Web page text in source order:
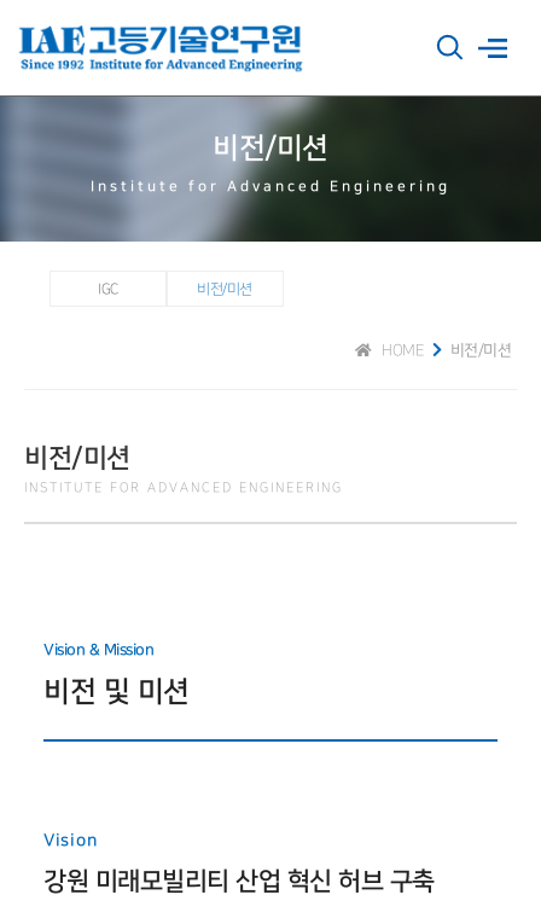
비전/미션
Institute for Advanced Engineering
IGC 비전/미션
비전/미션
HOME
비전/미션
INSTITUTE FOR ADVANCED ENGINEERING
Vision & Mission
비전 및 미션
Vision
강원 미래모빌리티 산업 혁신 허브 구축